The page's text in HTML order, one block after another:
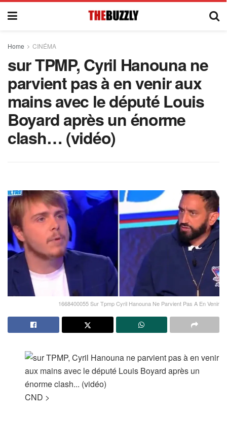
Home CINÉMA
sur TPMP, Cyril Hanouna ne
parvient pas à en venir aux
mains avec le député Louis
Boyard après un énorme
clash… (vidéo)
1668400055 Sur Tpmp Cyril Hanouna Ne Parvient Pas A En Venir
CND >